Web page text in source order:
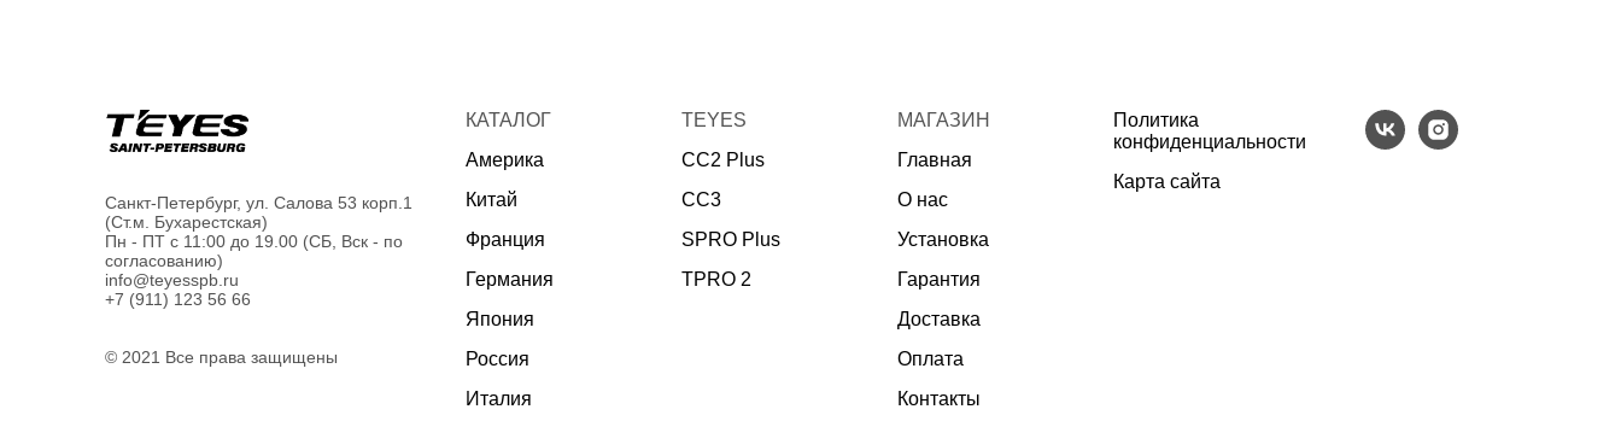
Санкт-Петербург, ул. Салова 53 корп.1
(Ст.м. Бухарестская)
Пн - ПТ с 11:00 до 19.00 (СБ, Вск - по
согласованию)
info@teyesspb.ru
+7 (911) 123 56 66
© 2021 Все права защищены
КАТАЛОГ
Америка
Китай
Франция
Германия
Япония
Россия
Италия
TEYES
CC2 Plus
CC3
SPRO Plus
TPRO 2
МАГАЗИН
Главная
О нас
Установка
Гарантия
Доставка
Оплата
Контакты
Политика
конфиденциальности
Карта сайта